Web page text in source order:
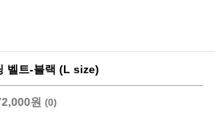
벨트-블랙 (L size)
원 (0)